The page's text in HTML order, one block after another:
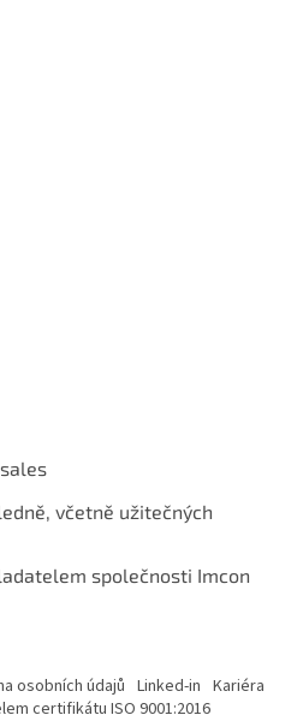
včetně užitečných
společnosti Imcon
osobních údajů Linked-in Kariéra
certifikátu ISO 9001:2016